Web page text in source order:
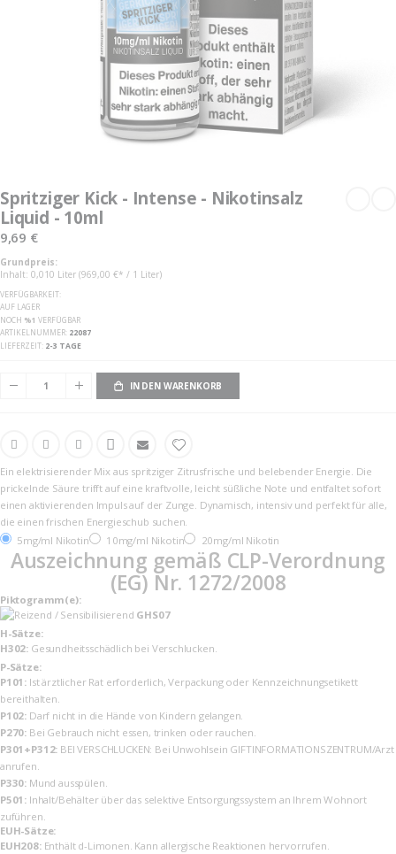
Anfang
der
Bildgalerie
springen
Spritziger Kick - Intense - Nikotinsalz
Liquid - 10ml
9,69 €
Grundpreis:
Inhalt: 0,010 Liter (969,00 €* / 1 Liter)
VERFÜGBARKEIT:
AUF LAGER
NOCH %1 VERFÜGBAR
ARTIKELNUMMER 22087
LIEFERZEIT 2-3 TAGE
IN DEN WARENKORB
Ein elektrisierender Mix aus spritziger Zitrusfrische und belebender Energie. Die
prickelnde Säure trifft auf eine kraftvolle, leicht süßliche Note und entfaltet sofort
einen aktivierenden Impuls auf der Zunge. Dynamisch, intensiv und perfekt für alle,
die einen frischen Energieschub suchen.
5mg/ml Nikotin
10mg/ml Nikotin 20mg/ml Nikotin
Auszeichnung gemäß CLP-Verordnung
(EG) Nr. 1272/2008
Piktogramm(e):
GHS07
H-Sätze:
H302: Gesundheitsschädlich bei Verschlucken.
P-Sätze:
P101: Ist ärztlicher Rat erforderlich, Verpackung oder Kennzeichnungsetikett
bereithalten.
P102: Darf nicht in die Hände von Kindern gelangen.
P270: Bei Gebrauch nicht essen, trinken oder rauchen.
P301+P312: BEI VERSCHLUCKEN: Bei Unwohlsein GIFTINFORMATIONSZENTRUM/Arzt
anrufen.
P330: Mund ausspülen.
P501: Inhalt/Behälter über das selektive Entsorgungssystem an Ihrem Wohnort
zuführen.
EUH-Sätze:
EUH208:Enthält d-Limonen. Kann allergische Reaktionen hervorrufen.